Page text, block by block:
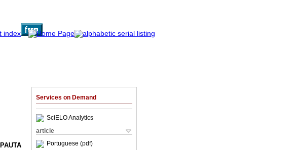
Services on Demand
SciELO Analytics
article
Portuguese (pdf)